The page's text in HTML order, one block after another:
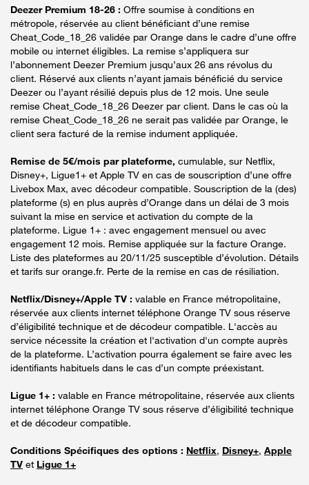
Deezer Premium 18-26 : Offre soumise à conditions en
métropole, réservée au client bénéficiant d’une remise
Cheat_Code_18_26 validée par Orange dans le cadre d’une offre
mobile ou internet éligibles. La remise s’appliquera sur
l’abonnement Deezer Premium jusqu’aux 26 ans révolus du
client. Réservé aux clients n’ayant jamais bénéficié du service
Deezer ou l’ayant résilié depuis plus de 12 mois. Une seule
remise Cheat_Code_18_26 Deezer par client. Dans le cas où la
remise Cheat_Code_18_26 ne serait pas validée par Orange, le
client sera facturé de la remise indument appliquée.
Remise de 5€/mois par plateforme, cumulable, sur Netflix,
Disney+, Ligue1+ et Apple TV en cas de souscription d’une offre
Livebox Max, avec décodeur compatible. Souscription de la (des)
plateforme (s) en plus auprès d’Orange dans un délai de 3 mois
suivant la mise en service et activation du compte de la
plateforme. Ligue 1+ : avec engagement mensuel ou avec
engagement 12 mois. Remise appliquée sur la facture Orange.
Liste des plateformes au 20/11/25 susceptible d’évolution. Détails
et tarifs sur orange.fr. Perte de la remise en cas de résiliation.
Netflix/Disney+/Apple TV : valable en France métropolitaine,
réservée aux clients internet téléphone Orange TV sous réserve
d’éligibilité technique et de décodeur compatible. L'accès au
service nécessite la création et l'activation d'un compte auprès
de la plateforme. L’activation pourra également se faire avec les
identifiants habituels dans le cas d’un compte préexistant.
Ligue 1+ : valable en France métropolitaine, réservée aux clients
internet téléphone Orange TV sous réserve d’éligibilité technique
et de décodeur compatible.
Conditions Spécifiques des options : Netflix, Disney+, Apple
TV et Ligue 1+